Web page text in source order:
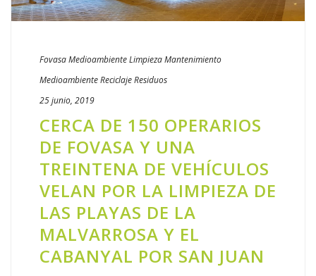
Fovasa MedioambienteLimpiezaMantenimiento
MedioambienteReciclajeResiduos
25 junio, 2019
CERCA DE 150 OPERARIOS
DE FOVASA Y UNA
TREINTENA DE VEHÍCULOS
VELAN POR LA LIMPIEZA DE
LAS PLAYAS DE LA
MALVARROSA Y EL
CABANYAL POR SAN JUAN